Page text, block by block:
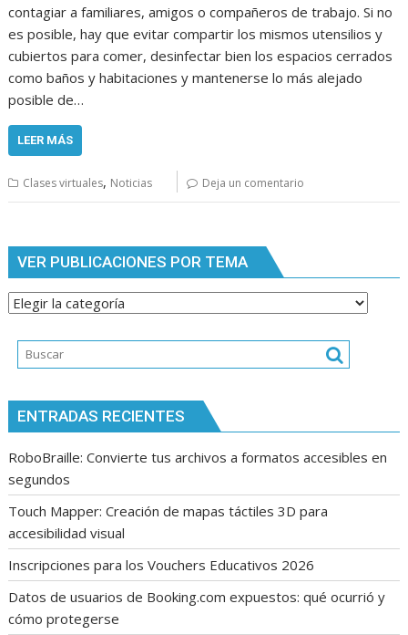
contagiar a familiares, amigos o compañeros de trabajo. Si no
es posible, hay que evitar compartir los mismos utensilios y
cubiertos para comer, desinfectar bien los espacios cerrados
como baños y habitaciones y mantenerse lo más alejado
posible de…
LEER MÁS
Clases virtuales, Noticias Deja un comentario
VER PUBLICACIONES POR TEMA
Ver
por
tema
ENTRADAS RECIENTES
RoboBraille: Convierte tus archivos a formatos accesibles en
segundos
Touch Mapper: Creación de mapas táctiles 3D para
accesibilidad visual
Inscripciones para los Vouchers Educativos 2026
Datos de usuarios de Booking.com expuestos: qué ocurrió y
cómo protegerse